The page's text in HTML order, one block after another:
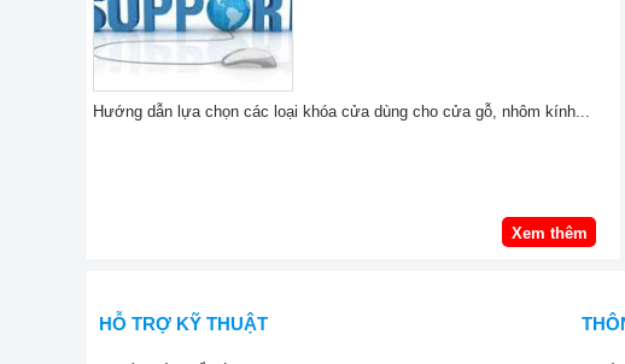
Hướng dẫn lựa chọn các loại khóa cửa dùng cho cửa gỗ, nhôm kính...
Xem thêm
HỖ TRỢ KỸ THUẬT